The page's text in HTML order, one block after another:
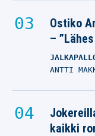
Ostiko
–
ANTTI
kaikki